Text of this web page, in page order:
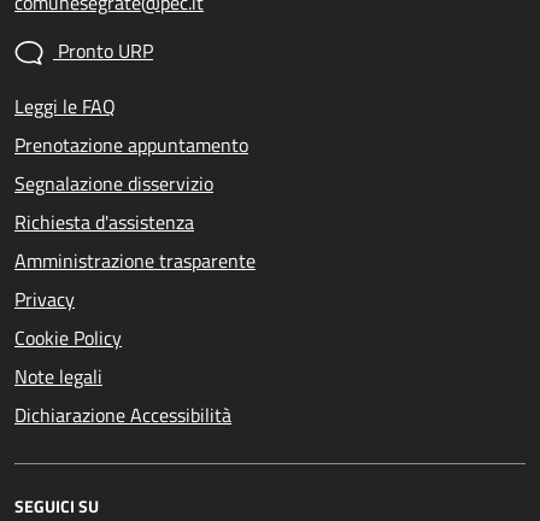
Pronto URP
Leggi le FAQ
Prenotazione appuntamento
Segnalazione disservizio
Richiesta d'assistenza
Amministrazione trasparente
Privacy
Cookie Policy
Note legali
Dichiarazione Accessibilità
SEGUICI SU